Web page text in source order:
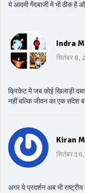
ये आदमी गेंदबाजी में भी ठीक है
Indra
सितंबर 8,
क्रिकेट में जब कोई खिलाड़ी
नहीं बल्कि जीवन का एक संदेश
Kiran
सितंबर
अगर ये प्रदर्शन अब भी